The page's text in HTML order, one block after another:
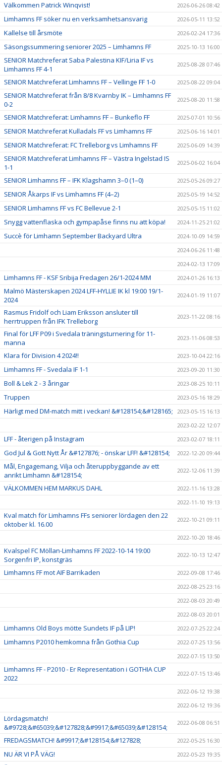
Välkommen Patrick Winqvist! 2026-06-26 08:42
Limhamns FF söker nu en verksamhetsansvarig 2026-05-11 13:52
Kallelse till årsmöte 2026-02-24 17:36
Säsongssummering seniorer 2025 – Limhamns FF 2025-10-13 16:00
SENIOR Matchreferat Saba Palestina KIF/Liria IF vs
Limhamns FF 4-1
2025-08-28 07:46
SENIOR Matchreferat Limhamns FF – Vellinge FF 1-0 2025-08-22 09:04
SENIOR Matchreferat från 8/8 Kvarnby IK – Limhamns FF
0-2
2025-08-20 11:58
SENIOR Matchreferat: Limhamns FF – Bunkeflo FF 2025-07-01 10:56
SENIOR Matchreferat Kulladals FF vs Limhamns FF 2025-06-16 14:01
SENIOR Matchreferat: FC Trelleborg vs Limhamns FF 2025-06-09 14:39
SENIOR Matchreferat Limhamns FF – Västra Ingelstad IS
1-1
2025-06-02 16:04
SENIOR Limhamns FF – IFK Klagshamn 3–0 (1–0) 2025-05-26 09:27
SENIOR Åkarps IF vs Limhamns FF (4–2) 2025-05-19 14:52
SENIOR Limhamns FF vs FC Bellevue 2-1 2025-05-15 11:02
Snygg vattenflaska och gympapåse finns nu att köpa! 2024-11-25 21:02
Succè för Limhamn September Backyard Ultra
2024-10-09 14:59
2024-06-26 11:48
2024-02-13 17:09
Limhamns FF - KSF Sribija Fredagen 26/1-2024 MM 2024-01-26 16:13
Malmö Mästerskapen 2024 LFF-HYLLIE IK kl 19:00 19/1-
2024
2024-01-19 11:07
Rasmus Fridolf och Liam Eriksson ansluter till
herrtruppen från IFK Trelleborg
2023-11-22 08:16
Final för LFF P09 i Svedala träningsturnering för 11-
manna
2023-11-06 08:53
Klara för Division 4 2024!! 2023-10-04 22:16
Limhamns FF - Svedala IF 1-1 2023-09-20 11:30
Boll & Lek 2 - 3 åringar 2023-08-25 10:11
Truppen 2023-05-16 18:29
Härligt med DM-match mitt i veckan! &#128154;&#128165;
2023-05-15 16:13
2023-02-22 12:07
LFF - återigen på Instagram 2023-02-07 18:11
God Jul & Gott Nytt År &#127876; - önskar LFF! &#128154; 2022-12-20 09:44
Mål, Engagemang, Vilja och återuppbyggande av ett
anrikt Limhamn &#128154;
2022-12-06 11:39
VÄLKOMMEN HEM MARKUS DAHL
2022-11-16 13:28
2022-11-10 19:13
Kval match för Limhamns FFs seniorer lördagen den 22
oktober kl. 16.00
2022-10-21 09:11
2022-10-20 18:46
Kvalspel FC Möllan-Limhamns FF 2022-10-14 19:00
Sorgenfri IP, konstgräs
2022-10-13 12:47
Limhamns FF mot AIF Barrikaden
2022-09-08 17:46
2022-08-25 23:16
2022-08-03 20:49
2022-08-03 20:01
Limhamns Old Boys mötte Sundets IF på LIP! 2022-07-25 22:24
Limhamns P2010 hemkomna från Gothia Cup
2022-07-25 13:56
2022-07-15 13:50
Limhamns FF - P2010 - Er Representation i GOTHIA CUP
2022
2022-07-15 13:46
2022-06-12 19:38
2022-06-12 19:36
Lördagsmatch!
&#9728;&#65039;&#127828;&#9917;&#65039;&#128154;
2022-06-08 06:51
FREDAGSMATCH! &#9917;&#128154;&#127828; 2022-05-25 16:30
NU ÄR VI PÅ VÄG! 2022-05-23 19:35